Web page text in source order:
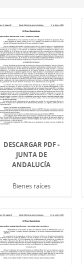
DESCARGAR PDF -
JUNTA DE
ANDALUCÍA
Bienes raíces